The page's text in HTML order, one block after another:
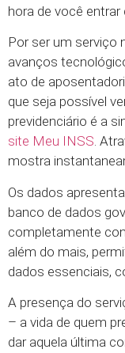
hora de você
Por ser um serviço
avanços
ato de
que seja possível
previdenciário é a
site Meu INSS.
mostra
Os dados
banco de dados
completamente
além do mais,
dados essenciais,
A presença do
– a vida de quem
dar aquela última